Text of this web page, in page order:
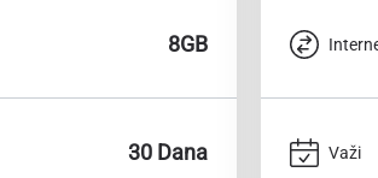
8GB
30 Dana Važi